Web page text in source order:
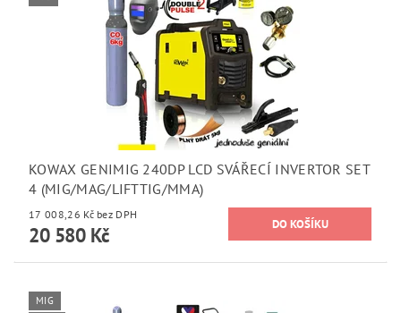
KOWAX GENIMIG 240DP LCD SVÁŘECÍ INVERTOR SET
4 (MIG/MAG/LIFTTIG/MMA)
17 008,26 Kč bez DPH
20 580 Kč
MIG